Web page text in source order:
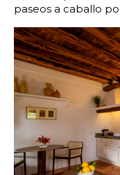
paseos a caballo
8:00 8:30
10:00
12:00
14:00
16:00
18:00